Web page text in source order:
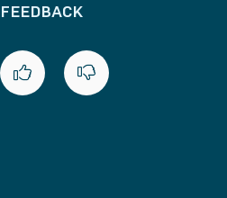
FEEDBACK